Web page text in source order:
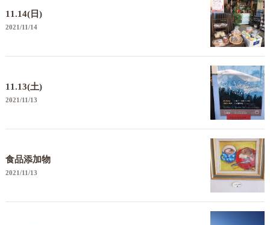
11.14(日)
2021/11/14
11.13(土)
2021/11/13
食品添加物
2021/11/13